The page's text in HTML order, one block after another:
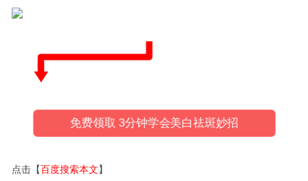
免费领取 3分钟学会美白祛斑妙招
点击【百度搜索本文】